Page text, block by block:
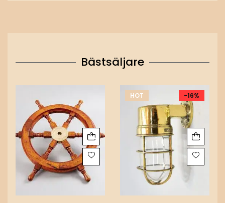
Bästsäljare
HOT -16%